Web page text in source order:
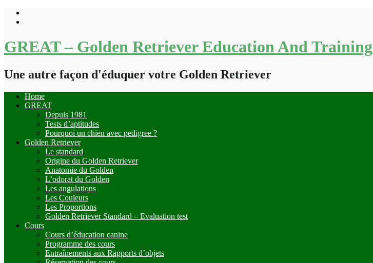
Skip
GREAT – Golden Retriever Education And Training
Une autre façon d'éduquer votre Golden Retriever
Home
GREAT
Depuis 1981
Tests d’aptitudes
Pourquoi un chien avec pedigree ?
Golden Retriever
Le standard
Origine du Golden Retriever
Anatomie du Golden
L’odorat du Golden
Les angulations
Les Couleurs
Les Proportions
Golden Retriever Standard – Evaluation test
Cours
Cours d’éducation canine
Programme des cours
Entraînements aux Rapports d’objets